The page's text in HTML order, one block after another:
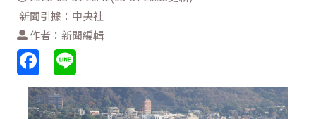
新聞引據：中央社
作者：新聞編輯